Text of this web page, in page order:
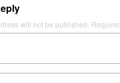
will not be published.